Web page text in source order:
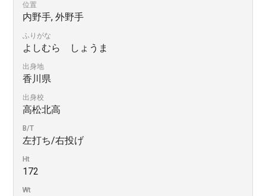
位置
内野手, 外野手
ふりがな
よしむら しょうま
出身地
香川県
出身校
高松北高
B/T
左打ち/右投げ
Ht
172
Wt